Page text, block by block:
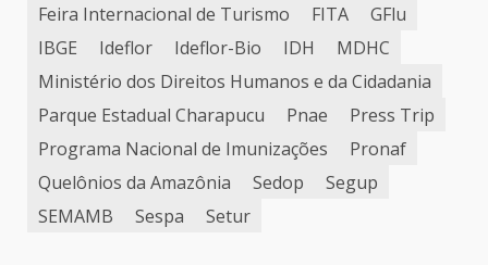
Feira Internacional de Turismo
FITA
GFlu
IBGE
Ideflor Ideflor-Bio IDH
MDHC
Ministério dos Direitos Humanos e da Cidadania
Parque Estadual Charapucu
Pnae
Press Trip
Programa Nacional de Imunizações
Pronaf
Quelônios da Amazônia
Sedop
Segup
SEMAMB
Sespa Setur